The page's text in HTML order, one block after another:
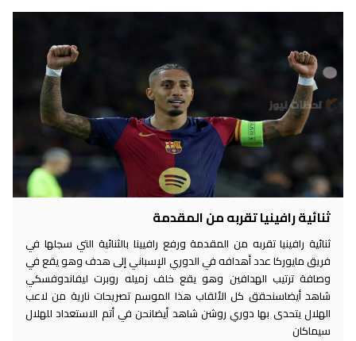
ثنائية رافينيا تقربه من المقدمة
ثنائية رافينيا تقربه من المقدمة ورفع رافيينا بالثنائية التي سجلها في
فريق مايوركا عدد أهدافه في الدوري الإسباني إلى هدف وهو يقع في
وصافة ترتيب الهدافين وهو يقع خلف زميله روبرت ليفاندوفسكي
شاهد أيضاسنحقق كل الألقاب هذا الموسم تصريحات نارية من لاعب
الهلال يتحدى بها دوري روشن شاهد أيضانحن في أتم الاستعداد للهلال
سيماكان